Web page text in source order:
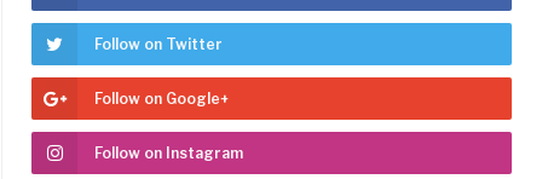
Follow on Twitter
Follow on Google+
Follow on Instagram